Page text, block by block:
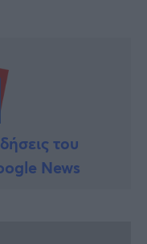
του
News